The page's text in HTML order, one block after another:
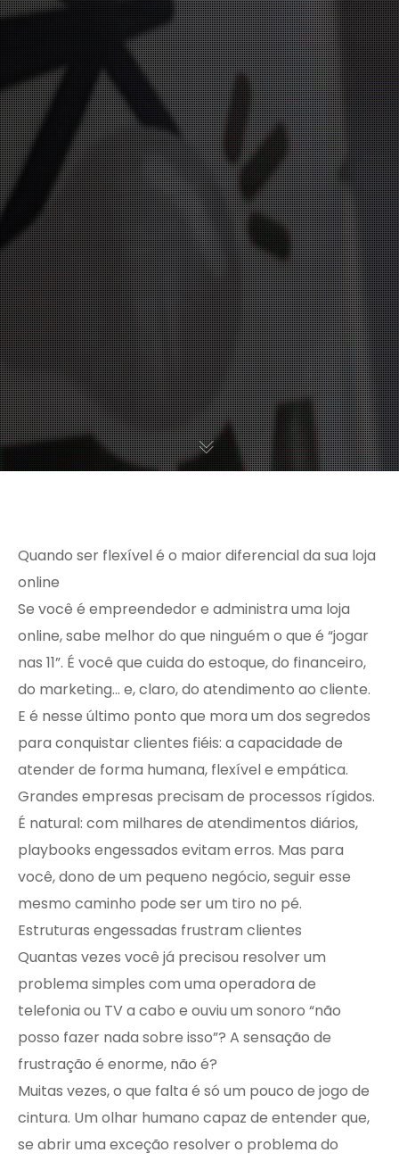
Quando ser flexível é o maior diferencial da sua loja
online
Se você é empreendedor e administra uma loja
online, sabe melhor do que ninguém o que é “jogar
nas 11”. É você que cuida do estoque, do financeiro,
do marketing… e, claro, do atendimento ao cliente.
E é nesse último ponto que mora um dos segredos
para conquistar clientes fiéis: a capacidade de
atender de forma humana, flexível e empática.
Grandes empresas precisam de processos rígidos.
É natural: com milhares de atendimentos diários,
playbooks engessados evitam erros. Mas para
você, dono de um pequeno negócio, seguir esse
mesmo caminho pode ser um tiro no pé.
Estruturas engessadas frustram clientes
Quantas vezes você já precisou resolver um
problema simples com uma operadora de
telefonia ou TV a cabo e ouviu um sonoro “não
posso fazer nada sobre isso”? A sensação de
frustração é enorme, não é?
Muitas vezes, o que falta é só um pouco de jogo de
cintura. Um olhar humano capaz de entender que,
se abrir uma exceção resolver o problema do